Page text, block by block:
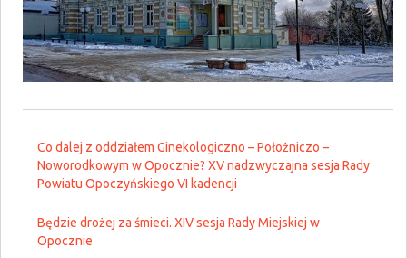
Co dalej z oddziałem Ginekologiczno – Położniczo –
Noworodkowym w Opocznie? XV nadzwyczajna sesja Rady
Powiatu Opoczyńskiego VI kadencji
Będzie drożej za śmieci. XIV sesja Rady Miejskiej w
Opocznie